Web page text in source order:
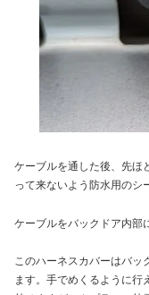
ケーブルを通した後、先ほ
って来ないよう防水用のシ
ケーブルをバックドア内部
このハーネスカバーはバッ
ます。手でめくるように行